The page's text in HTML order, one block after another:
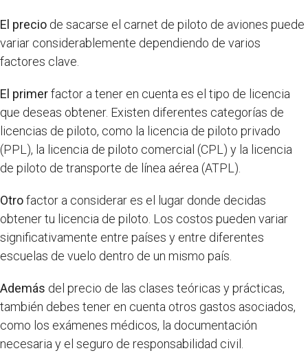
El precio de sacarse el carnet de piloto de aviones puede
variar considerablemente dependiendo de varios
factores clave.
El primerfactor a tener en cuenta es el tipo de licencia
que deseas obtener. Existen diferentes categorías de
licencias de piloto, como la licencia de piloto privado
(PPL), la licencia de piloto comercial (CPL) y la licencia
de piloto de transporte de línea aérea (ATPL).
Otrofactor a considerar es el lugar donde decidas
obtener tu licencia de piloto. Los costos pueden variar
significativamente entre países y entre diferentes
escuelas de vuelo dentro de un mismo país.
Además del precio de las clases teóricas y prácticas,
también debes tener en cuenta otros gastos asociados,
como los exámenes médicos, la documentación
necesaria y el seguro de responsabilidad civil.